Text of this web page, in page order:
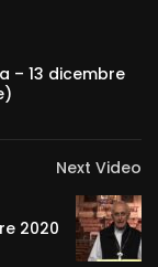
– 13 dicembre
Next Video
2020